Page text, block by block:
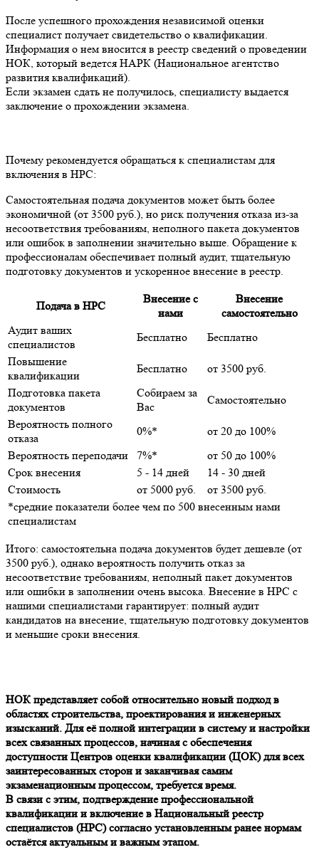
После успешного прохождения независимой оценки
специалист получает свидетельство о квалификации.
Информация о нем вносится в реестр сведений о проведении
НОК, который ведется НАРК (Национальное агентство
развития квалификаций).
Если экзамен сдать не получилось, специалисту выдается
заключение о прохождении экзамена.
Почему рекомендуется обращаться к специалистам для
включения в НРС:
Самостоятельная подача документов может быть более
экономичной (от 3500 руб.), но риск получения отказа из-за
несоответствия требованиям, неполного пакета документов
или ошибок в заполнении значительно выше. Обращение к
профессионалам обеспечивает полный аудит, тщательную
подготовку документов и ускоренное внесение в реестр.
Подача в НРС
Внесение с
нами
Внесение
самостоятельно
Аудит ваших
специалистов
Бесплатно
Бесплатно
Повышение
квалификации
Бесплатно
от 3500 руб.
Подготовка пакета
документов
Собираем за
Вас
Самостоятельно
Вероятность полного
отказа
0%*
от 20 до 100%
Вероятность переподачи
7%*
от 50 до 100%
Срок внесения
5 - 14 дней
14 - 30 дней
Стоимость
от 5000 руб.
от 3500 руб.
*средние показатели более чем по 500 внесенным нами
специалистам
Итого: самостоятельна подача документов будет дешевле (от
3500 руб.), однако вероятность получить отказ за
несоответствие требованиям, неполный пакет документов
или ошибки в заполнении очень высока. Внесение в НРС с
нашими специалистами гарантирует: полный аудит
кандидатов на внесение, тщательную подготовку документов
и меньшие сроки внесения.
НОК представляет собой относительно новый подход в
областях строительства, проектирования и инженерных
изысканий. Для её полной интеграции в систему и настройки
всех связанных процессов, начиная с обеспечения
доступности Центров оценки квалификации (ЦОК) для всех
заинтересованных сторон и заканчивая самим
экзаменационным процессом, требуется время.
В связи с этим, подтверждение профессиональной
квалификации и включение в Национальный реестр
специалистов (НРС) согласно установленным ранее нормам
остаётся актуальным и важным этапом.